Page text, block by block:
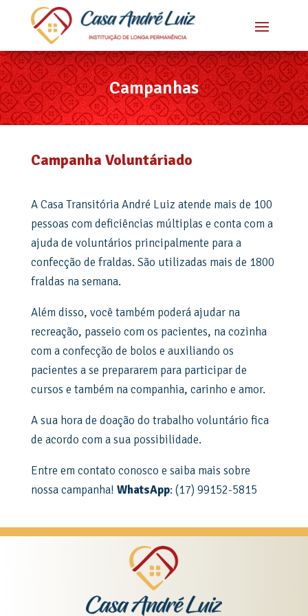
Campanhas
Campanha Voluntáriado
A Casa Transitória André Luiz atende mais de 100
pessoas com deficiências múltiplas e conta com a
ajuda de voluntários principalmente para a
confecção de fraldas. São utilizadas mais de 1800
fraldas na semana.
Além disso, você também poderá ajudar na
recreação, passeio com os pacientes, na cozinha
com a confecção de bolos e auxiliando os
pacientes a se prepararem para participar de
cursos e também na companhia, carinho e amor.
A sua hora de doação do trabalho voluntário fica
de acordo com a sua possibilidade.
Entre em contato conosco e saiba mais sobre
nossa campanha! WhatsApp:(17) 99152-5815